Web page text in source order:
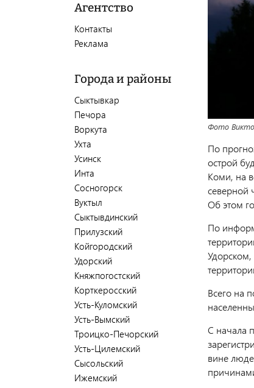
Агентство
Контакты
Реклама
Города и районы
Сыктывкар
Печора
Воркута
Ухта
Усинск
Инта
Сосногорск
Вуктыл
Сыктывдинский
Прилузский
Койгородский
Удорский
Княжпогостский
Корткеросский
Усть-Куломский
Усть-Вымский
Троицко-Печорский
Усть-Цилемский
Сысольский
Ижемский
Фото
По
острой
Коми, на
северной
Об этом
По
Всего на
С начала
вине